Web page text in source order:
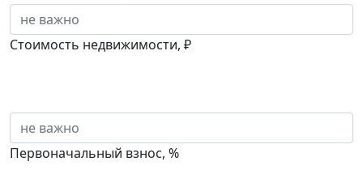
Стоимость недвижимости, ₽
Первоначальный взнос, %